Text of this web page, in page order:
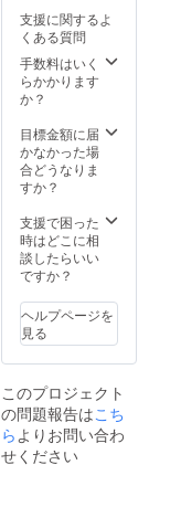
さい。
標高700
ｍ以上
あるの
で夏で
く過ご
しやす
いで
す。西
地は涼
しくて
さわや
かです
秋は山
が紅葉
に囲ま
れま
葉に囲
まれた
フォト
ウエ
ディン
支援に関するよ
くある質問
手数料はいく
らかかります
か？
目標金額に届
かなかった場
合どうなりま
すか？
支援で困った
時はどこに相
談したらいい
ですか？
ヘルプページを
見る
このプロジェクト
の問題報告はこち
ら よりお問い合わ
せください